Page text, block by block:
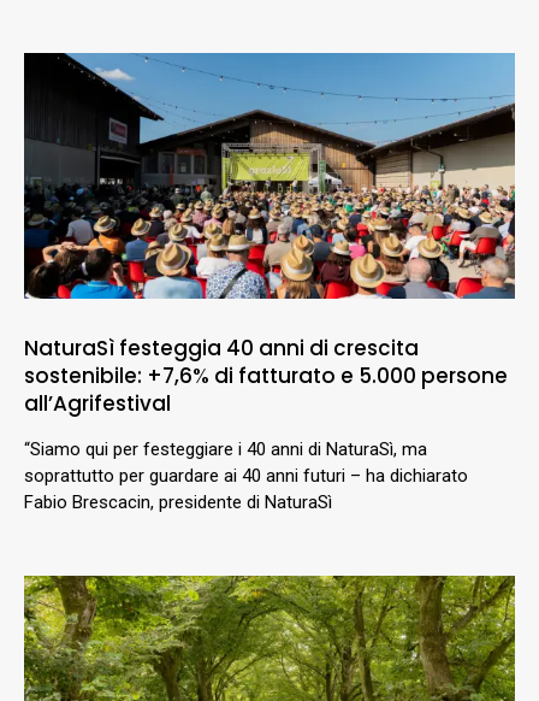
NaturaSì festeggia 40 anni di crescita
sostenibile: +7,6% di fatturato e 5.000 persone
all’Agrifestival
“Siamo qui per festeggiare i 40 anni di NaturaSì, ma
soprattutto per guardare ai 40 anni futuri – ha dichiarato
Fabio Brescacin, presidente di NaturaSì